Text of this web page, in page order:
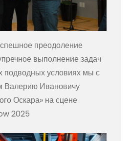
преодоление
выполнение задач
подводных условиях мы с
Валерию Ивановичу
Оскара» на сцене
2025